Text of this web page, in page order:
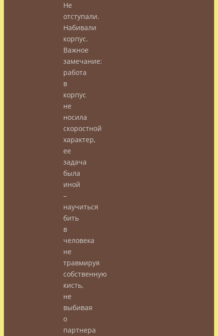
Не
отступали.
Набивали
корпус.
Важное
замечание:
работа
в
корпус
не
носила
скоростной
характер,
ее
задача
была
иной
–
научиться
бить
в
человека
не
травмируя
собственную
кисть,
не
выбивая
о
партнера